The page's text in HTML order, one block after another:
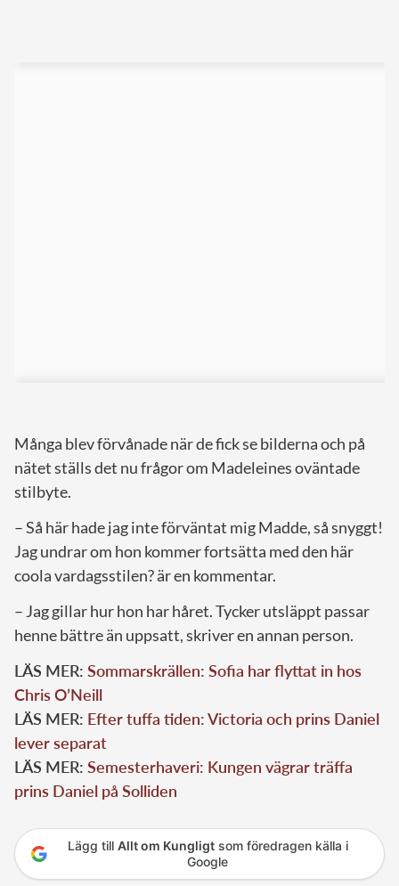
Många blev förvånade när de fick se bilderna och på
nätet ställs det nu frågor om Madeleines oväntade
stilbyte.
– Så här hade jag inte förväntat mig Madde, så snyggt!
Jag undrar om hon kommer fortsätta med den här
coola vardagsstilen? är en kommentar.
– Jag gillar hur hon har håret. Tycker utsläppt passar
henne bättre än uppsatt, skriver en annan person.
LÄS MER: Sommarskrällen: Sofia har flyttat in hos
Chris O’Neill
LÄS MER: Efter tuffa tiden: Victoria och prins Daniel
lever separat
LÄS MER: Semesterhaveri: Kungen vägrar träffa
prins Daniel på Solliden
Lägg till Allt om Kungligtsom föredragen källa i
Google